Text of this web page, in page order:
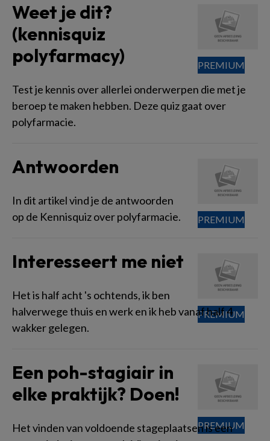
Weet je dit?
(kennisquiz
polyfarmacy)
Test je kennis over allerlei onderwerpen die met je
beroep te maken hebben. Deze quiz gaat over
polyfarmacie.
Antwoorden
In dit artikel vind je de antwoorden
op de Kennisquiz over polyfarmacie.
Interesseert me niet
Het is half acht 's ochtends, ik ben
halverwege thuis en werk en ik heb vanaf half 4
wakker gelegen.
Een poh-stagiair in
elke praktijk? Doen!
Het vinden van voldoende stageplaatsen is een